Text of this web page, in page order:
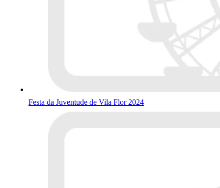
Festa da Juventude de Vila Flor 2024